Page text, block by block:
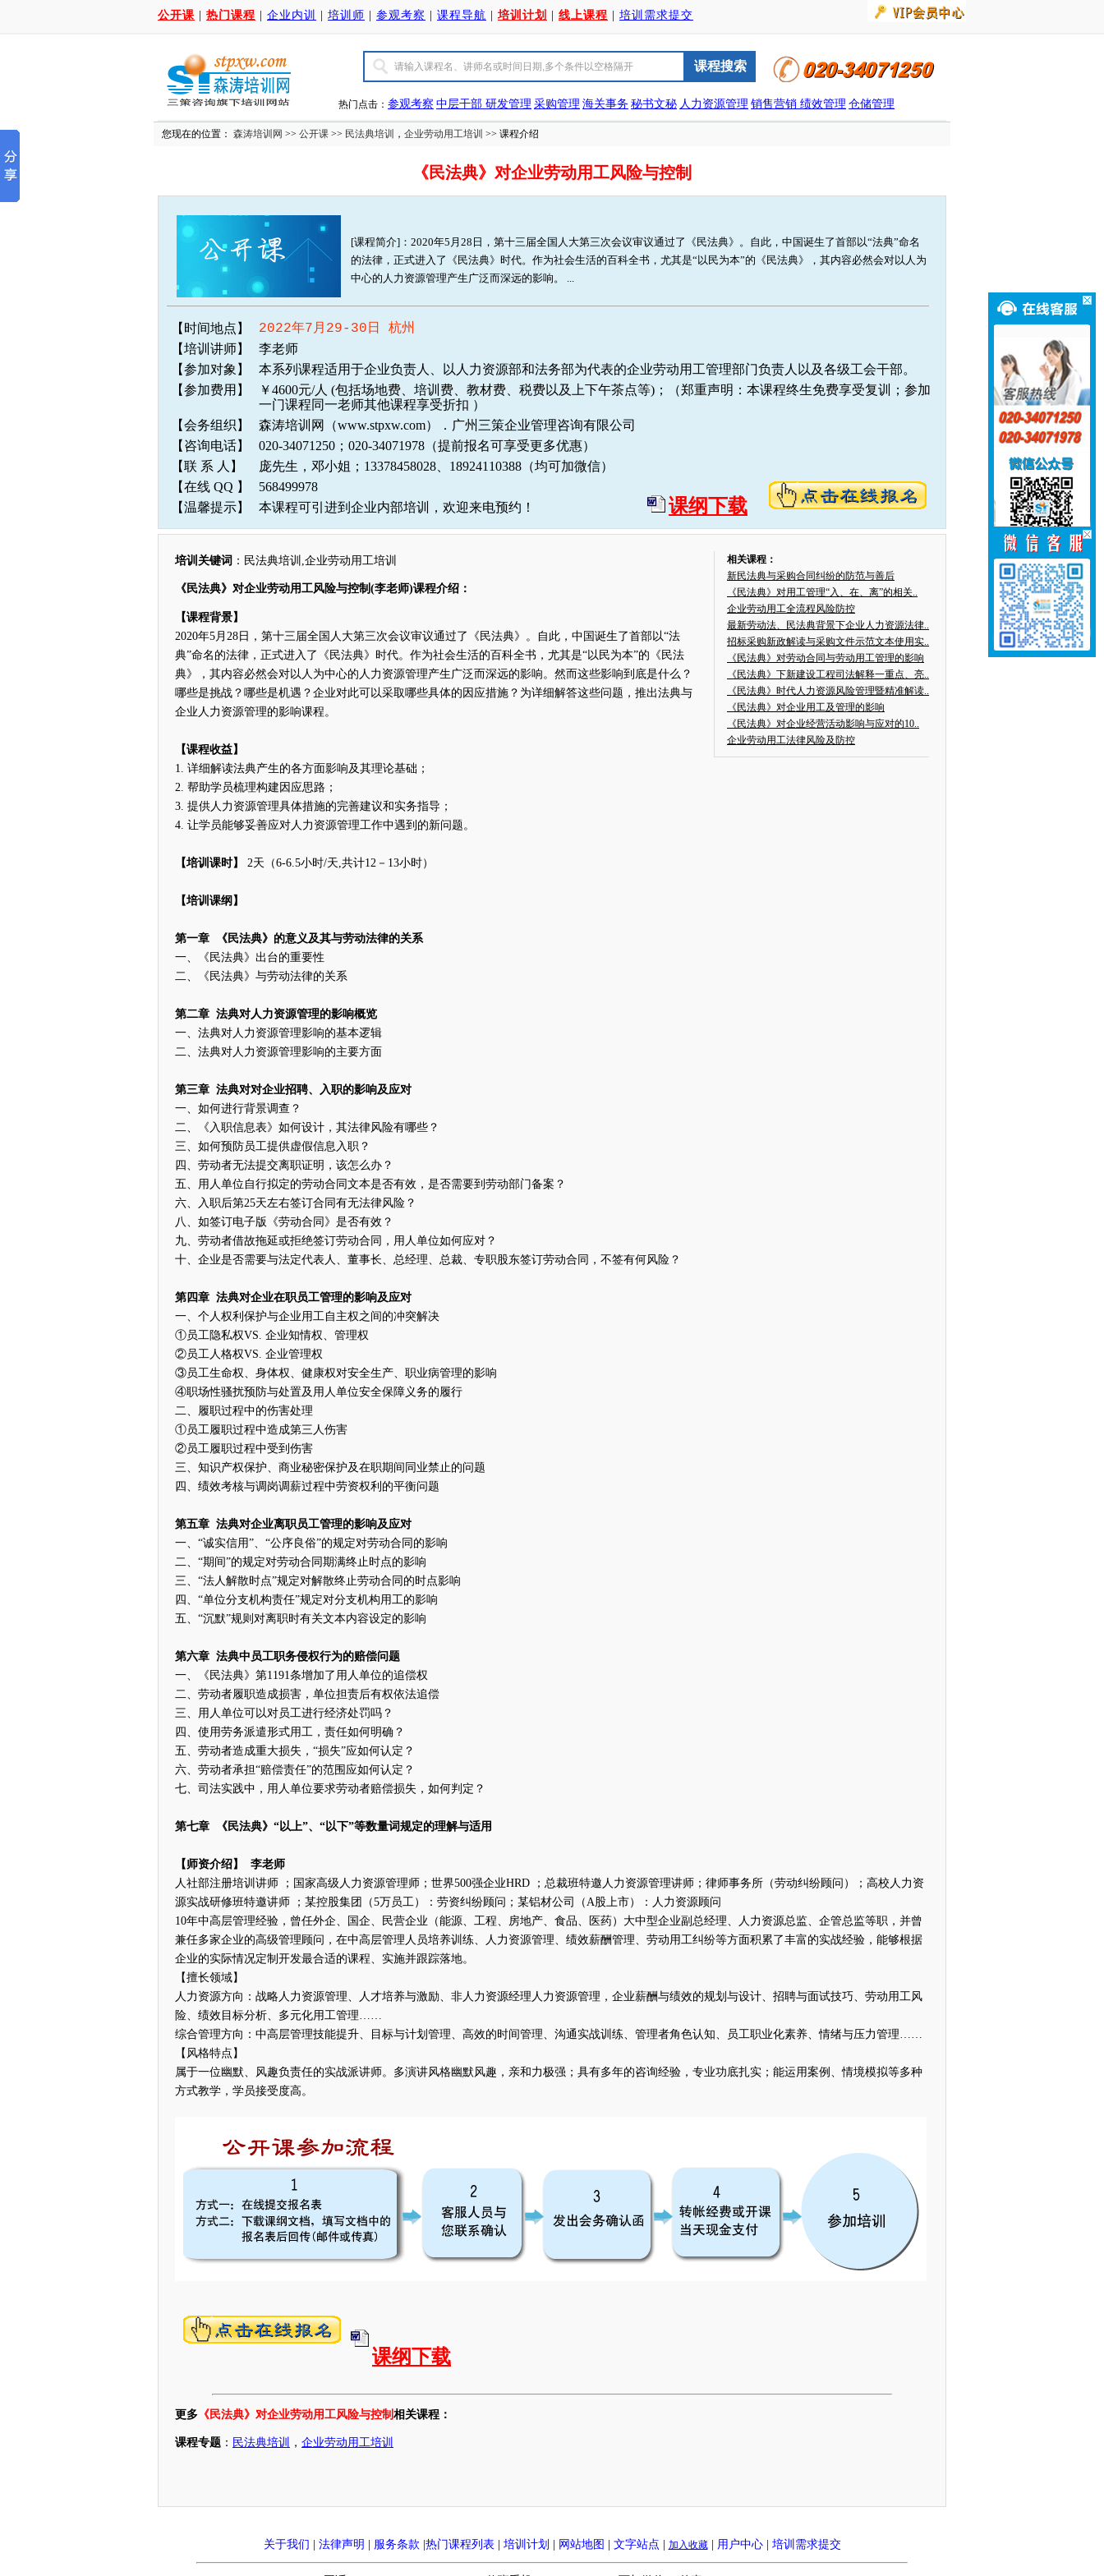
公开课 热门课程 企业内训 培训师 参观考察 课程导航 |培训计划 线上课程 培训需求提交
热门点击： 参观考察 中层干部 研发管理 采购管理 海关事务 秘书文秘 人力资源管理 销售营销 绩效管理 仓储管理
您现在的位置： 森涛培训网 >> 公开课 >> 民法典培训 ， 企业劳动用工培训 >> 课程介绍
《民法典》对企业劳动用工风险与控制
[课程简介]：2020年5月28日，第十三届全国人大第三次会议审议通过了《民法典》。自此，中国诞生了首部以“法典”命名
的法律，正式进入了《民法典》时代。作为社会生活的百科全书，尤其是“以民为本”的《民法典》，其内容必然会对以人为
中心的人力资源管理产生广泛而深远的影响。 ...
【时间地点】 2022年7月29-30日 杭州
【培训讲师】
李老师
【参加对象】
本系列课程适用于企业负责人、以人力资源部和法务部为代表的企业劳动用工管理部门负责人以及各级工会干部。
【参加费用】
￥4600元/人 (包括场地费、培训费、教材费、税费以及上下午茶点等)；（郑重声明：本课程终生免费享受复训；参加
一门课程同一老师其他课程享受折扣 ）
【会务组织】
森涛培训网（www.stpxw.com）．广州三策企业管理咨询有限公司
【咨询电话】
020-34071250；020-34071978（提前报名可享受更多优惠）
【联 系 人】
庞先生，邓小姐；13378458028、18924110388（均可加微信）
【在线 QQ 】
568499978
课纲下载
【温馨提示】 本课程可引进到企业内部培训，欢迎来电预约！
相关课程：
新民法典与采购合同纠纷的防范与善后
《民法典》对用工管理“入、在、离”的相关..
企业劳动用工全流程风险防控
最新劳动法、民法典背景下企业人力资源法律..
招标采购新政解读与采购文件示范文本使用实..
《民法典》对劳动合同与劳动用工管理的影响
《民法典》下新建设工程司法解释一重点、亮..
《民法典》时代人力资源风险管理暨精准解读..
《民法典》对企业用工及管理的影响
《民法典》对企业经营活动影响与应对的10..
企业劳动用工法律风险及防控
培训关键词 ：民法典培训,企业劳动用工培训
《民法典》对企业劳动用工风险与控制(李老师)课程介绍：
【课程背景】
2020年5月28日，第十三届全国人大第三次会议审议通过了《民法典》。自此，中国诞生了首部以“法
典”命名的法律，正式进入了《民法典》时代。作为社会生活的百科全书，尤其是“以民为本”的《民法
典》，其内容必然会对以人为中心的人力资源管理产生广泛而深远的影响。然而这些影响到底是什么？
哪些是挑战？哪些是机遇？企业对此可以采取哪些具体的因应措施？为详细解答这些问题，推出法典与
企业人力资源管理的影响课程。
【课程收益】
1. 详细解读法典产生的各方面影响及其理论基础；
2. 帮助学员梳理构建因应思路；
3. 提供人力资源管理具体措施的完善建议和实务指导；
4. 让学员能够妥善应对人力资源管理工作中遇到的新问题。
【培训课时】 2天（6-6.5小时/天,共计12－13小时）
【培训课纲】
第一章 《民法典》的意义及其与劳动法律的关系
一、《民法典》出台的重要性
二、《民法典》与劳动法律的关系
第二章 法典对人力资源管理的影响概览
一、法典对人力资源管理影响的基本逻辑
二、法典对人力资源管理影响的主要方面
第三章 法典对对企业招聘、入职的影响及应对
一、如何进行背景调查？
二、《入职信息表》如何设计，其法律风险有哪些？
三、如何预防员工提供虚假信息入职？
四、劳动者无法提交离职证明，该怎么办？
五、用人单位自行拟定的劳动合同文本是否有效，是否需要到劳动部门备案？
六、入职后第25天左右签订合同有无法律风险？
八、如签订电子版《劳动合同》是否有效？
九、劳动者借故拖延或拒绝签订劳动合同，用人单位如何应对？
十、企业是否需要与法定代表人、董事长、总经理、总裁、专职股东签订劳动合同，不签有何风险？
第四章 法典对企业在职员工管理的影响及应对
一、个人权利保护与企业用工自主权之间的冲突解决
①员工隐私权VS. 企业知情权、管理权
②员工人格权VS. 企业管理权
③员工生命权、身体权、健康权对安全生产、职业病管理的影响
④职场性骚扰预防与处置及用人单位安全保障义务的履行
二、履职过程中的伤害处理
①员工履职过程中造成第三人伤害
②员工履职过程中受到伤害
三、知识产权保护、商业秘密保护及在职期间同业禁止的问题
四、绩效考核与调岗调薪过程中劳资权利的平衡问题
第五章 法典对企业离职员工管理的影响及应对
一、“诚实信用”、“公序良俗”的规定对劳动合同的影响
二、“期间”的规定对劳动合同期满终止时点的影响
三、“法人解散时点”规定对解散终止劳动合同的时点影响
四、“单位分支机构责任”规定对分支机构用工的影响
五、“沉默”规则对离职时有关文本内容设定的影响
第六章 法典中员工职务侵权行为的赔偿问题
一、《民法典》第1191条增加了用人单位的追偿权
二、劳动者履职造成损害，单位担责后有权依法追偿
三、用人单位可以对员工进行经济处罚吗？
四、使用劳务派遣形式用工，责任如何明确？
五、劳动者造成重大损失，“损失”应如何认定？
六、劳动者承担“赔偿责任”的范围应如何认定？
七、司法实践中，用人单位要求劳动者赔偿损失，如何判定？
第七章 《民法典》“以上”、“以下”等数量词规定的理解与适用
【师资介绍】 李老师
人社部注册培训讲师 ；国家高级人力资源管理师；世界500强企业HRD ；总裁班特邀人力资源管理讲师；律师事务所（劳动纠纷顾问）；高校人力资
源实战研修班特邀讲师 ；某控股集团（5万员工）：劳资纠纷顾问；某铝材公司（A股上市）：人力资源顾问
10年中高层管理经验，曾任外企、国企、民营企业（能源、工程、房地产、食品、医药）大中型企业副总经理、人力资源总监、企管总监等职，并曾
兼任多家企业的高级管理顾问，在中高层管理人员培养训练、人力资源管理、绩效薪酬管理、劳动用工纠纷等方面积累了丰富的实战经验，能够根据
企业的实际情况定制开发最合适的课程、实施并跟踪落地。
【擅长领域】
人力资源方向：战略人力资源管理、人才培养与激励、非人力资源经理人力资源管理，企业薪酬与绩效的规划与设计、招聘与面试技巧、劳动用工风
险、绩效目标分析、多元化用工管理……
综合管理方向：中高层管理技能提升、目标与计划管理、高效的时间管理、沟通实战训练、管理者角色认知、员工职业化素养、情绪与压力管理……
【风格特点】
属于一位幽默、风趣负责任的实战派讲师。多演讲风格幽默风趣，亲和力极强；具有多年的咨询经验，专业功底扎实；能运用案例、情境模拟等多种
方式教学，学员接受度高。
课纲下载
更多 《民法典》对企业劳动用工风险与控制 相关课程：
课程专题 ： 民法典培训 ， 企业劳动用工培训
关于我们 法律声明 服务条款 热门课程列表| 培训计划 网站地图 文字站点 加入收藏| 用户中心| 培训需求提交